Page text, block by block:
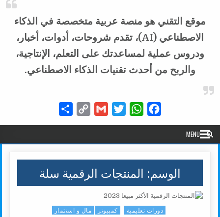
موقع التقني هو منصة عربية متخصصة في الذكاء
الاصطناعي (AI)، تقدم شروحات، أدوات، أخبار،
ودروس عملية لمساعدتك على التعلم، الإنتاجية،
والربح من أحدث تقنيات الذكاء الاصطناعي.
Facebook
WhatsApp
Twitter
Gmail
Copy
MENU
الوسم: المنتجات الرقمية سلة
Posted in
دورات تعليمية كمبيوتر مال و استثمار